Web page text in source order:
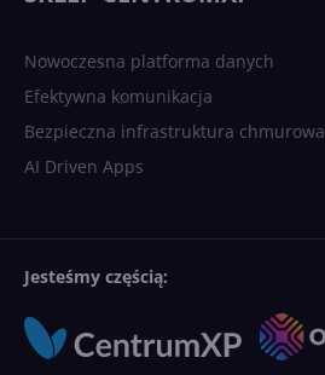
Nowoczesna platforma danych
Efektywna komunikacja
Bezpieczna infrastruktura chmurowa
AI Driven Apps
Jesteśmy częścią: